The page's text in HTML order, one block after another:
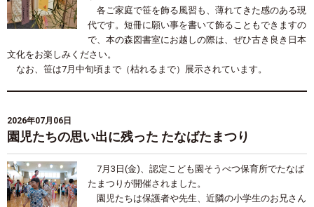
各ご家庭で笹を飾る風習も、薄れてきた感のある現
代です。短冊に願い事を書いて飾ることもできますの
で、本の森図書室にお越しの際は、ぜひ古き良き日本
文化をお楽しみください。
なお、笹は7月中旬頃まで（枯れるまで）展示されています。
2026年07月06日
園児たちの思い出に残った たなばたまつり
7月3日(金)、認定こども園そうべつ保育所でたなば
たまつりが開催されました。
園児たちは保護者や先生、近隣の小学生のお兄さん